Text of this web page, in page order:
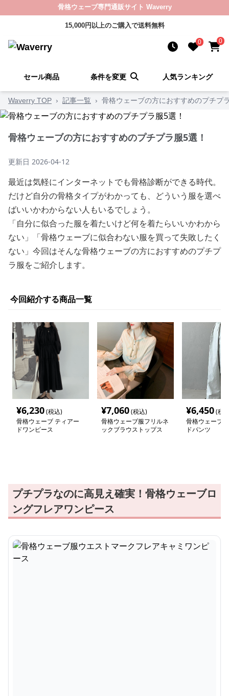
骨格ウェーブ専門通販サイト Waverry
15,000円以上のご購入で送料無料
0 0
セール商品 条件を変更 人気ランキング
Waverry TOP › 記事一覧 › 骨格ウェーブの方におすすめのプチプ
骨格ウェーブの方におすすめのプチプラ服5選！
更新日 2026-04-12
最近は気軽にインターネットでも骨格診断ができる時代。
だけど自分の骨格タイプがわかっても、どういう服を選べ
ばいいかわからない人もいるでしょう。
「自分に似合った服を着たいけど何を着たらいいかわから
ない」「骨格ウェーブに似合わない服を買って失敗したく
ない」今回はそんな骨格ウェーブの方におすすめのプチプ
ラ服をご紹介します。
今回紹介する商品一覧
¥6,230(税込)
骨格ウェーブ ティアー
ドワンピース
¥7,060(税込)
骨格ウェーブ服フリルネ
ックブラウストップス
¥6,450(税
骨格ウェーブ
ドパンツ
プチプラなのに高見え確実！骨格ウェーブロ
ングフレアワンピース